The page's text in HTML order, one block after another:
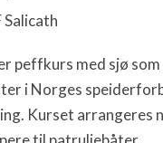
Salicath
peffkurs med sjø
i Norges
Kurset arrangeres